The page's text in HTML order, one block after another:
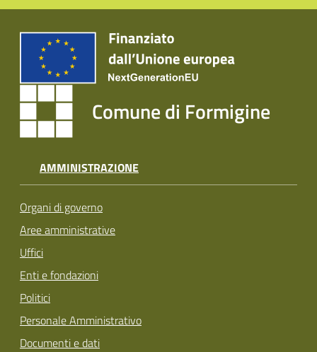
Comune di Formigine
AMMINISTRAZIONE
Organi di governo
Aree amministrative
Uffici
Enti e fondazioni
Politici
Personale Amministrativo
Documenti e dati